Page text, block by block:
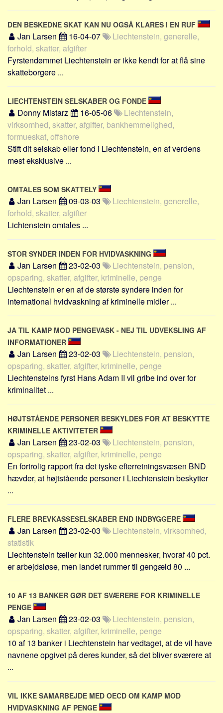
DEN BESKEDNE SKAT KAN NU OGSÅ KLARES I EN RUF
Jan Larsen 16-04-07
Liechtenstein, generelle,
forhold, skatter, afgifter
Fyrstendømmet Liechtenstein er ikke kendt for at flå sine
skatteborgere ...
LIECHTENSTEIN SELSKABER OG FONDE
Donny Mistarz 16-05-06
Liechtenstein,
virksomhed, skatter, afgifter, bankhemmelighed,
formueskat, offshore
Stift dit selskab eller fond i Liechtenstein, en af verdens
mest eksklusive ...
OMTALES SOM SKATTELY
Jan Larsen 09-03-03
Liechtenstein, generelle,
forhold, skatter, afgifter
Lichtenstein omtales ...
STOR SYNDER INDEN FOR HVIDVASKNING
Jan Larsen 23-02-03
Liechtenstein, pension,
opsparing, skatter, afgifter, kriminelle, penge
Liechtenstein er en af de største syndere inden for
international hvidvaskning af kriminelle midler ...
JA TIL KAMP MOD PENGEVASK - NEJ TIL UDVEKSLING AF
INFORMATIONER
Jan Larsen 23-02-03
Liechtenstein, pension,
opsparing, skatter, afgifter, kriminelle, penge
Liechtensteins fyrst Hans Adam II vil gribe ind over for
kriminalitet ...
HØJTSTÅENDE PERSONER BESKYLDES FOR AT BESKYTTE
KRIMINELLE AKTIVITETER
Jan Larsen 23-02-03
Liechtenstein, pension,
opsparing, skatter, afgifter, kriminelle, penge
En fortrolig rapport fra det tyske efterretningsvæsen BND
hævder, at højtstående personer i Liechtenstein beskytter
...
FLERE BREVKASSESELSKABER END INDBYGGERE
Jan Larsen 23-02-03
Liechtenstein, virksomhed,
statistik
Liechtenstein tæller kun 32.000 mennesker, hvoraf 40 pct.
er arbejdsløse, men landet rummer til gengæld 80 ...
10 AF 13 BANKER GØR DET SVÆRERE FOR KRIMINELLE
PENGE
Jan Larsen 23-02-03
Liechtenstein, pension,
opsparing, skatter, afgifter, kriminelle, penge
10 af 13 banker i Liechtenstein har vedtaget, at de vil have
navnene opgivet på deres kunder, så det bliver sværere at
...
VIL IKKE SAMARBEJDE MED OECD OM KAMP MOD
HVIDVASKNING AF PENGE